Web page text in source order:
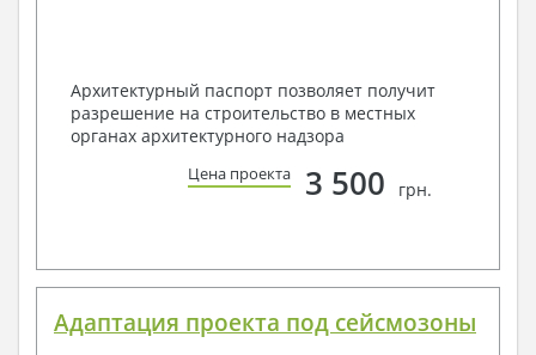
Архитектурный паспорт позволяет получит
разрешение на строительство в местных
органах архитектурного надзора
Цена проекта 3 500 грн.
Адаптация проекта под сейсмозоны